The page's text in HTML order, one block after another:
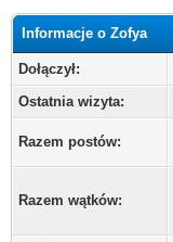
Informacje o Zofya
Dołączył:
Ostatnia wizyta:
Razem postów:
Razem wątków: